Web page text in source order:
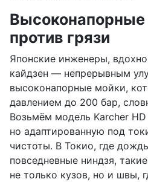
Высоконапорные
против грязи
Японские инженеры,
кайдзен — непрерывным
высоконапорные мойки,
давлением до 200 бар,
Возьмём модель Karcher
но адаптированную под
чистоты. В Токио, где
повседневные ниндзя,
не только кузов, но и швы,